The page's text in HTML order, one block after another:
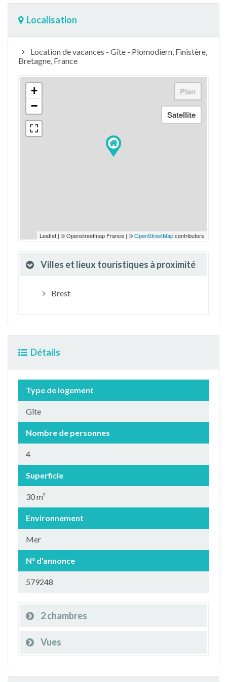
Localisation
Location de vacances - Gîte - Plomodiern, Finistère,
Bretagne, France
+
−
Leaflet | © Openstreetmap France | ©OpenStreetMapcontributors
Villes et lieux touristiques à proximité
Brest
Détails
Type de logement
Gîte
Nombre de personnes
4
Superficie
30 m²
Environnement
Mer
N° d'annonce
579248
2 chambres
Vues